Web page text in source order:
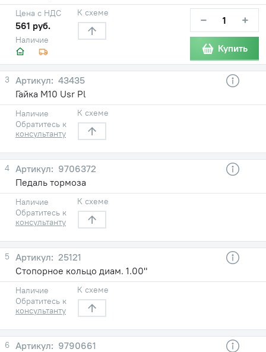
Наличие
Цена с НДС
561 руб.
К схеме − +
Купить
3
43435
Гайка M10 Usr Pl
Наличие
Обратитесь к
консультанту
К схеме
4
9706372
Педаль тормоза
Наличие
Обратитесь к
консультанту
К схеме
5
25121
Стопорное кольцо диам. 1.00"
Наличие
Обратитесь к
консультанту
К схеме
6
9790661